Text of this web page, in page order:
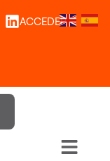
ACCEDER
Menú